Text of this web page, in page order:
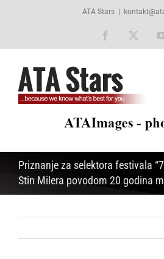
ATA Stars
Facebook
Priznanje za selektora festivala
Stin Milera povodom 20 godina